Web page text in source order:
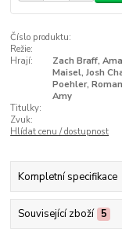
Číslo produktu:
Režie:
Hrají:
Zach Braff,
Maisel, Josh
Poehler,
Amy
Titulky:
Zvuk:
Hlídat cenu / dostupnost
Kompletní specifikace
Související zboží 5